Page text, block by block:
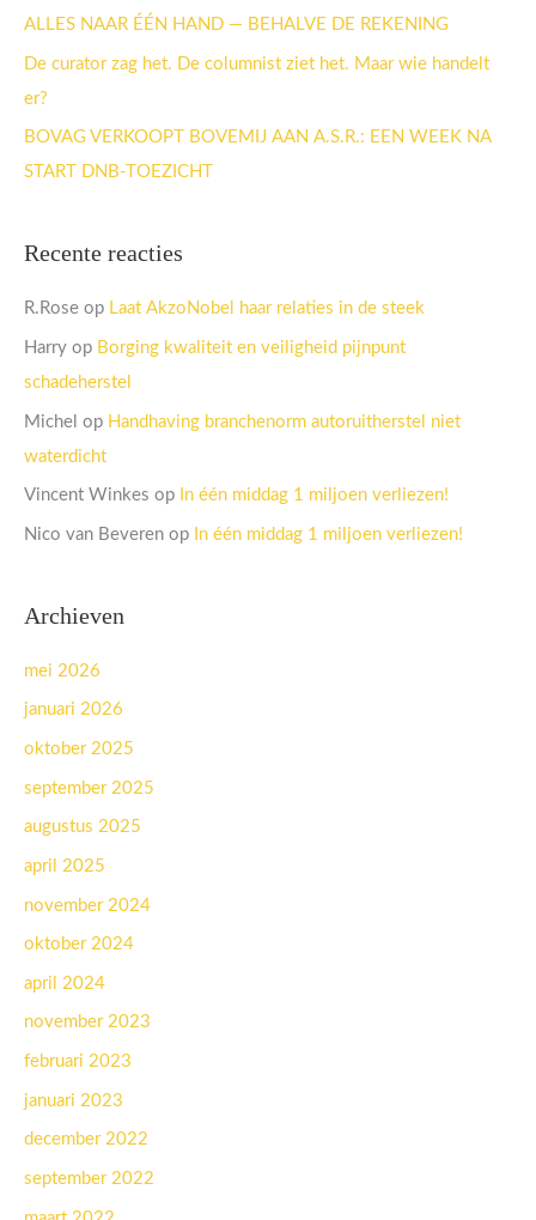
r
ALLES NAAR ÉÉN HAND — BEHALVE DE REKENING
De curator zag het. De columnist ziet het. Maar wie handelt
er?
BOVAG VERKOOPT BOVEMIJ AAN A.S.R.: EEN WEEK NA
START DNB-TOEZICHT
Recente reacties
R.Rose op Laat AkzoNobel haar relaties in de steek
Harry op Borging kwaliteit en veiligheid pijnpunt
schadeherstel
Michel op Handhaving branchenorm autoruitherstel niet
waterdicht
Vincent Winkes op In één middag 1 miljoen verliezen!
Nico van Beveren op In één middag 1 miljoen verliezen!
Archieven
mei 2026
januari 2026
oktober 2025
september 2025
augustus 2025
april 2025
november 2024
oktober 2024
april 2024
november 2023
februari 2023
januari 2023
december 2022
september 2022